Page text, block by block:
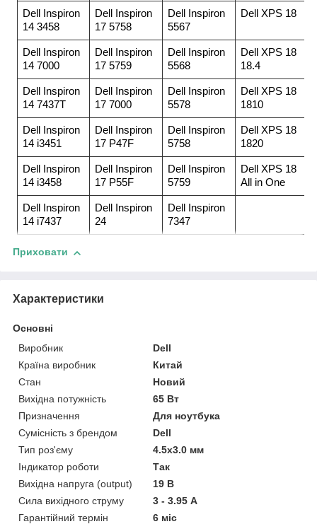
Dell Inspiron
14 3458
Dell Inspiron
17 5758
Dell Inspiron
5567
Dell XPS 18
Dell Inspiron
14 7000
Dell Inspiron
17 5759
Dell Inspiron
5568
Dell XPS 18
18.4
Dell Inspiron
14 7437T
Dell Inspiron
17 7000
Dell Inspiron
5578
Dell XPS 18
1810
Dell Inspiron
14 i3451
Dell Inspiron
17 P47F
Dell Inspiron
5758
Dell XPS 18
1820
Dell Inspiron
14 i3458
Dell Inspiron
17 P55F
Dell Inspiron
5759
Dell XPS 18
All in One
Dell Inspiron
14 i7437
Dell Inspiron
24
Dell Inspiron
7347
Приховати
Характеристики
Основні
Виробник
Dell
Країна виробник
Китай
Стан
Новий
Вихідна потужність
65 Вт
Призначення
Для ноутбука
Сумісність з брендом
Dell
Тип роз'єму
4.5x3.0 мм
Індикатор роботи
Так
Вихідна напруга (output)
19 В
Сила вихідного струму
3 - 3.95 А
Гарантійний термін
6 міс